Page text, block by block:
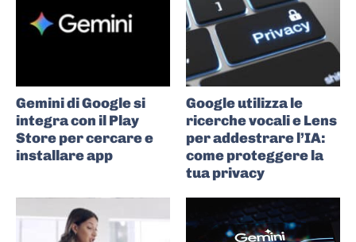
Gemini di Google si
integra con il Play
Store per cercare e
installare app
Google utilizza le
ricerche vocali e Lens
per addestrare l’IA:
come proteggere la
tua privacy